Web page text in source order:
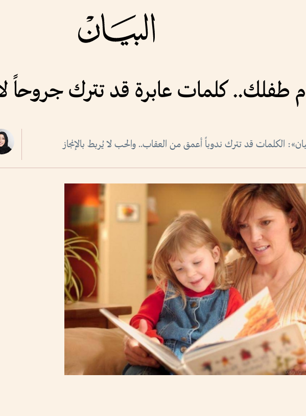
طفلك.. كلمات عابرة قد تترك جروحاً
الكلمات قد تترك ندوباً أعمق من العقاب.. والحب لا يُربط بالإنجاز